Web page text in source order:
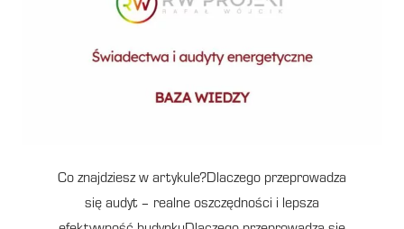
Co znajdziesz w artykule?Dlaczego przeprowadza
się audyt – realne oszczędności i lepsza